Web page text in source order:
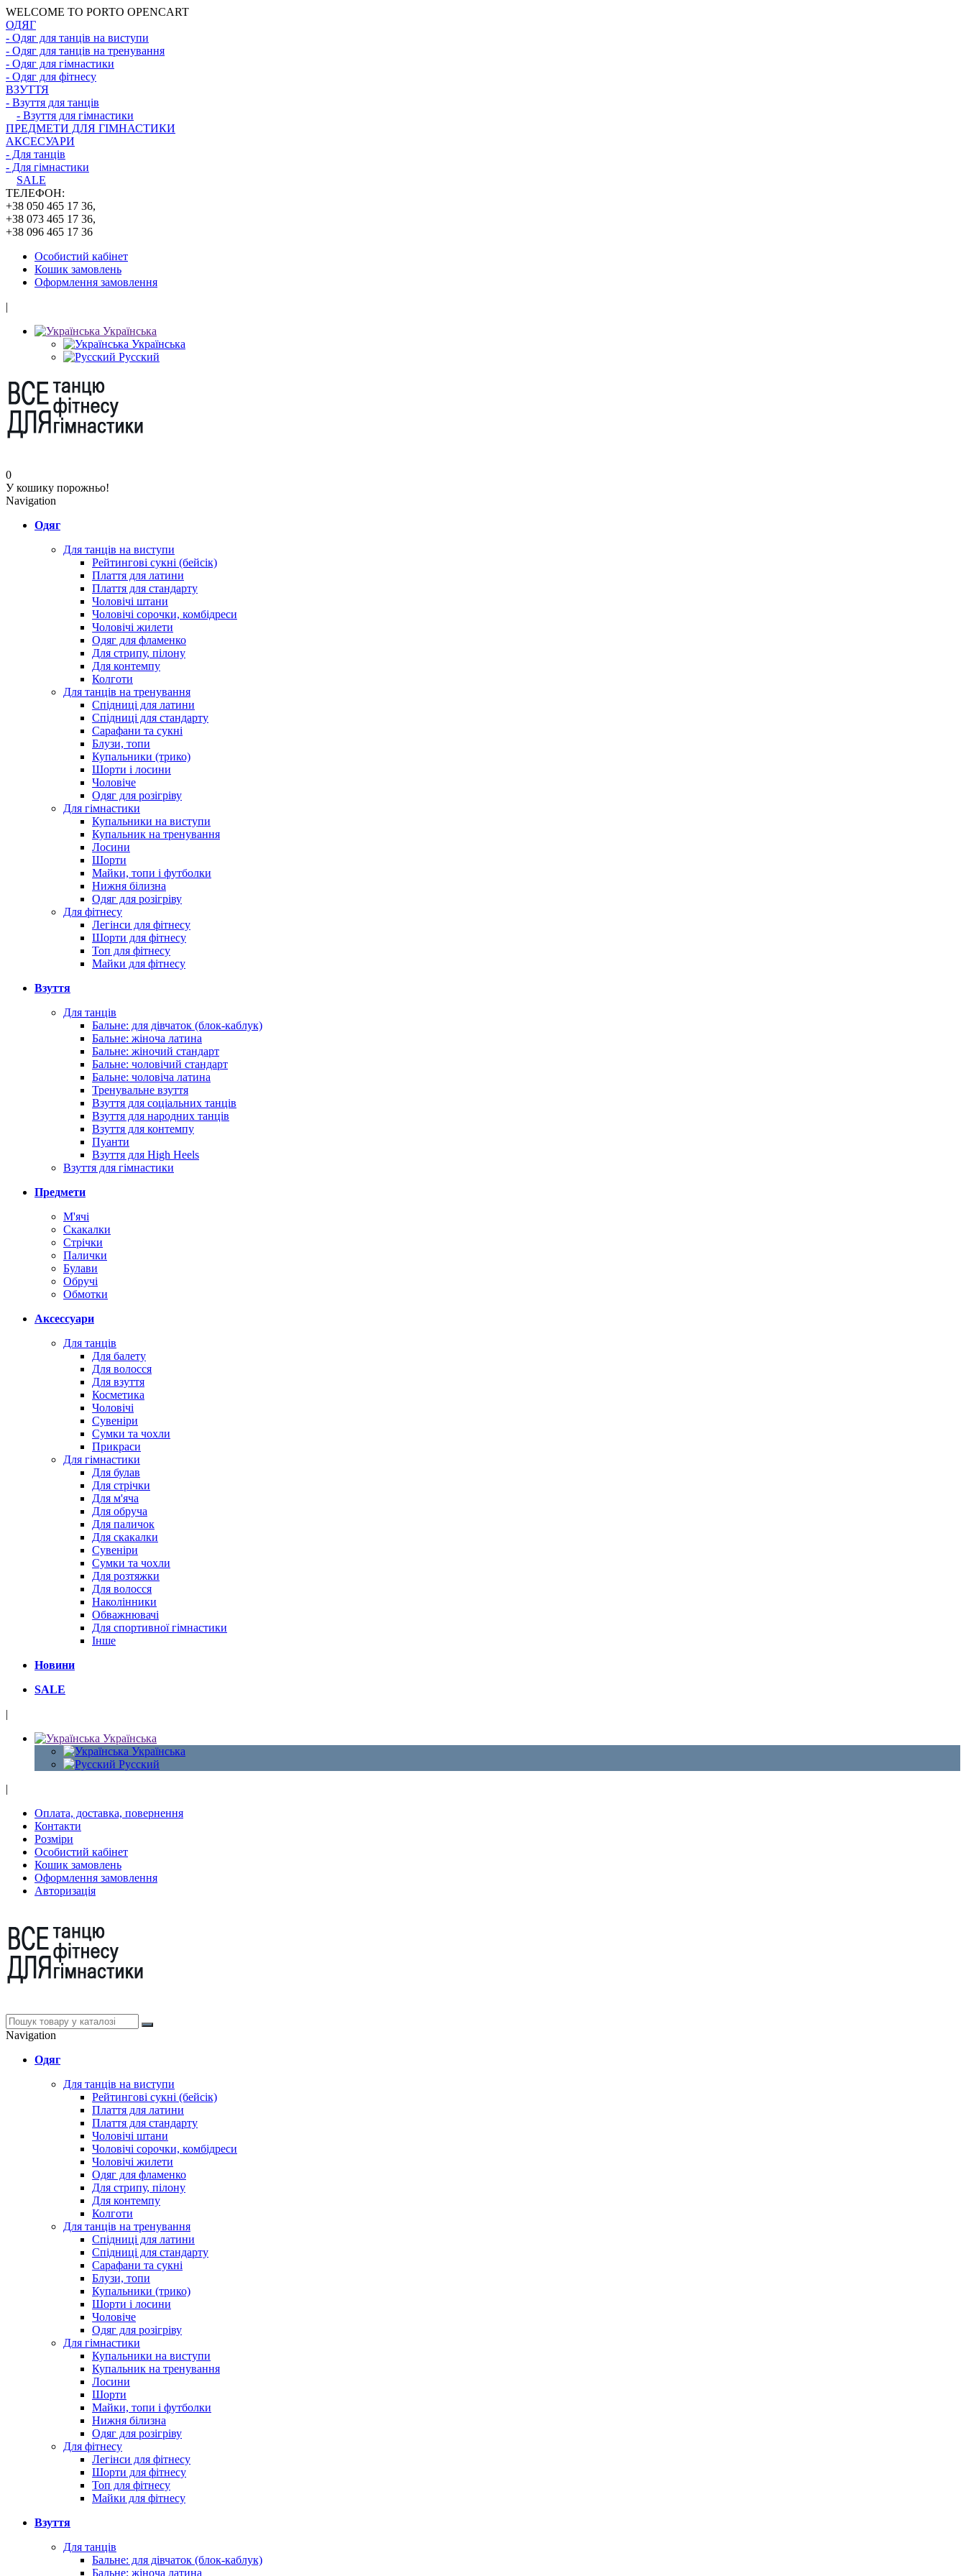
WELCOME TO PORTO OPENCART
ОДЯГ
- Одяг для танців на виступи
- Одяг для танців на тренування
- Одяг для гімнастики
- Одяг для фітнесу
ВЗУТТЯ
- Взуття для танців
- Взуття для гімнастики
ПРЕДМЕТИ ДЛЯ ГІМНАСТИКИ
АКСЕСУАРИ
- Для танців
- Для гімнастики
SALE
ТЕЛЕФОН:
+38 050 465 17 36,
+38 073 465 17 36,
+38 096 465 17 36
Особистий кабінет
Кошик замовлень
Оформлення замовлення
|
Українська
Українська
Русский
0
У кошику порожньо!
Navigation
Одяг
Для танців на виступи
Рейтингові сукні (бейсік)
Плаття для латини
Плаття для стандарту
Чоловічі штани
Чоловічі сорочки, комбідреси
Чоловічі жилети
Одяг для фламенко
Для стрипу, пілону
Для контемпу
Колготи
Для танців на тренування
Спідниці для латини
Спідниці для стандарту
Сарафани та сукні
Блузи, топи
Купальники (трико)
Шорти і лосини
Чоловіче
Одяг для розігріву
Для гімнастики
Купальники на виступи
Купальник на тренування
Лосини
Шорти
Майки, топи і футболки
Нижня білизна
Одяг для розігріву
Для фітнесу
Легінси для фітнесу
Шорти для фітнесу
Топ для фітнесу
Майки для фітнесу
Взуття
Для танців
Бальне: для дівчаток (блок-каблук)
Бальне: жіноча латина
Бальне: жіночий стандарт
Бальне: чоловічий стандарт
Бальне: чоловіча латина
Тренувальне взуття
Взуття для соціальних танців
Взуття для народних танців
Взуття для контемпу
Пуанти
Взуття для High Heels
Взуття для гімнастики
Предмети
М'ячі
Скакалки
Стрічки
Палички
Булави
Обручі
Обмотки
Аксессуари
Для танців
Для балету
Для волосся
Для взуття
Косметика
Чоловічі
Сувеніри
Сумки та чохли
Прикраси
Для гімнастики
Для булав
Для стрічки
Для м'яча
Для обруча
Для паличок
Для скакалки
Сувеніри
Сумки та чохли
Для розтяжки
Для волосся
Наколінники
Обважнювачі
Для спортивної гімнастики
Інше
Новини
SALE
|
Українська
Українська
Русский
|
Оплата, доставка, повернення
Контакти
Розміри
Особистий кабінет
Кошик замовлень
Оформлення замовлення
Авторизація
Navigation
Одяг
Для танців на виступи
Рейтингові сукні (бейсік)
Плаття для латини
Плаття для стандарту
Чоловічі штани
Чоловічі сорочки, комбідреси
Чоловічі жилети
Одяг для фламенко
Для стрипу, пілону
Для контемпу
Колготи
Для танців на тренування
Спідниці для латини
Спідниці для стандарту
Сарафани та сукні
Блузи, топи
Купальники (трико)
Шорти і лосини
Чоловіче
Одяг для розігріву
Для гімнастики
Купальники на виступи
Купальник на тренування
Лосини
Шорти
Майки, топи і футболки
Нижня білизна
Одяг для розігріву
Для фітнесу
Легінси для фітнесу
Шорти для фітнесу
Топ для фітнесу
Майки для фітнесу
Взуття
Для танців
Бальне: для дівчаток (блок-каблук)
Бальне: жіноча латина